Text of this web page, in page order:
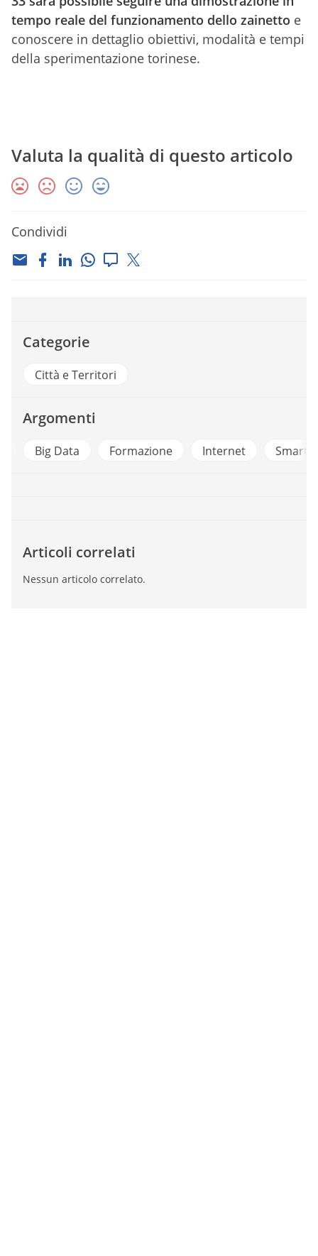
tempo reale del funzionamento dello zainetto e
conoscere in dettaglio obiettivi, modalità e tempi
della sperimentazione torinese.
Valuta la qualità di questo articolo
Condividi
Categorie
Città e Territori
Argomenti
Big Data Formazione Internet Smart
Articoli correlati
Nessun articolo correlato.